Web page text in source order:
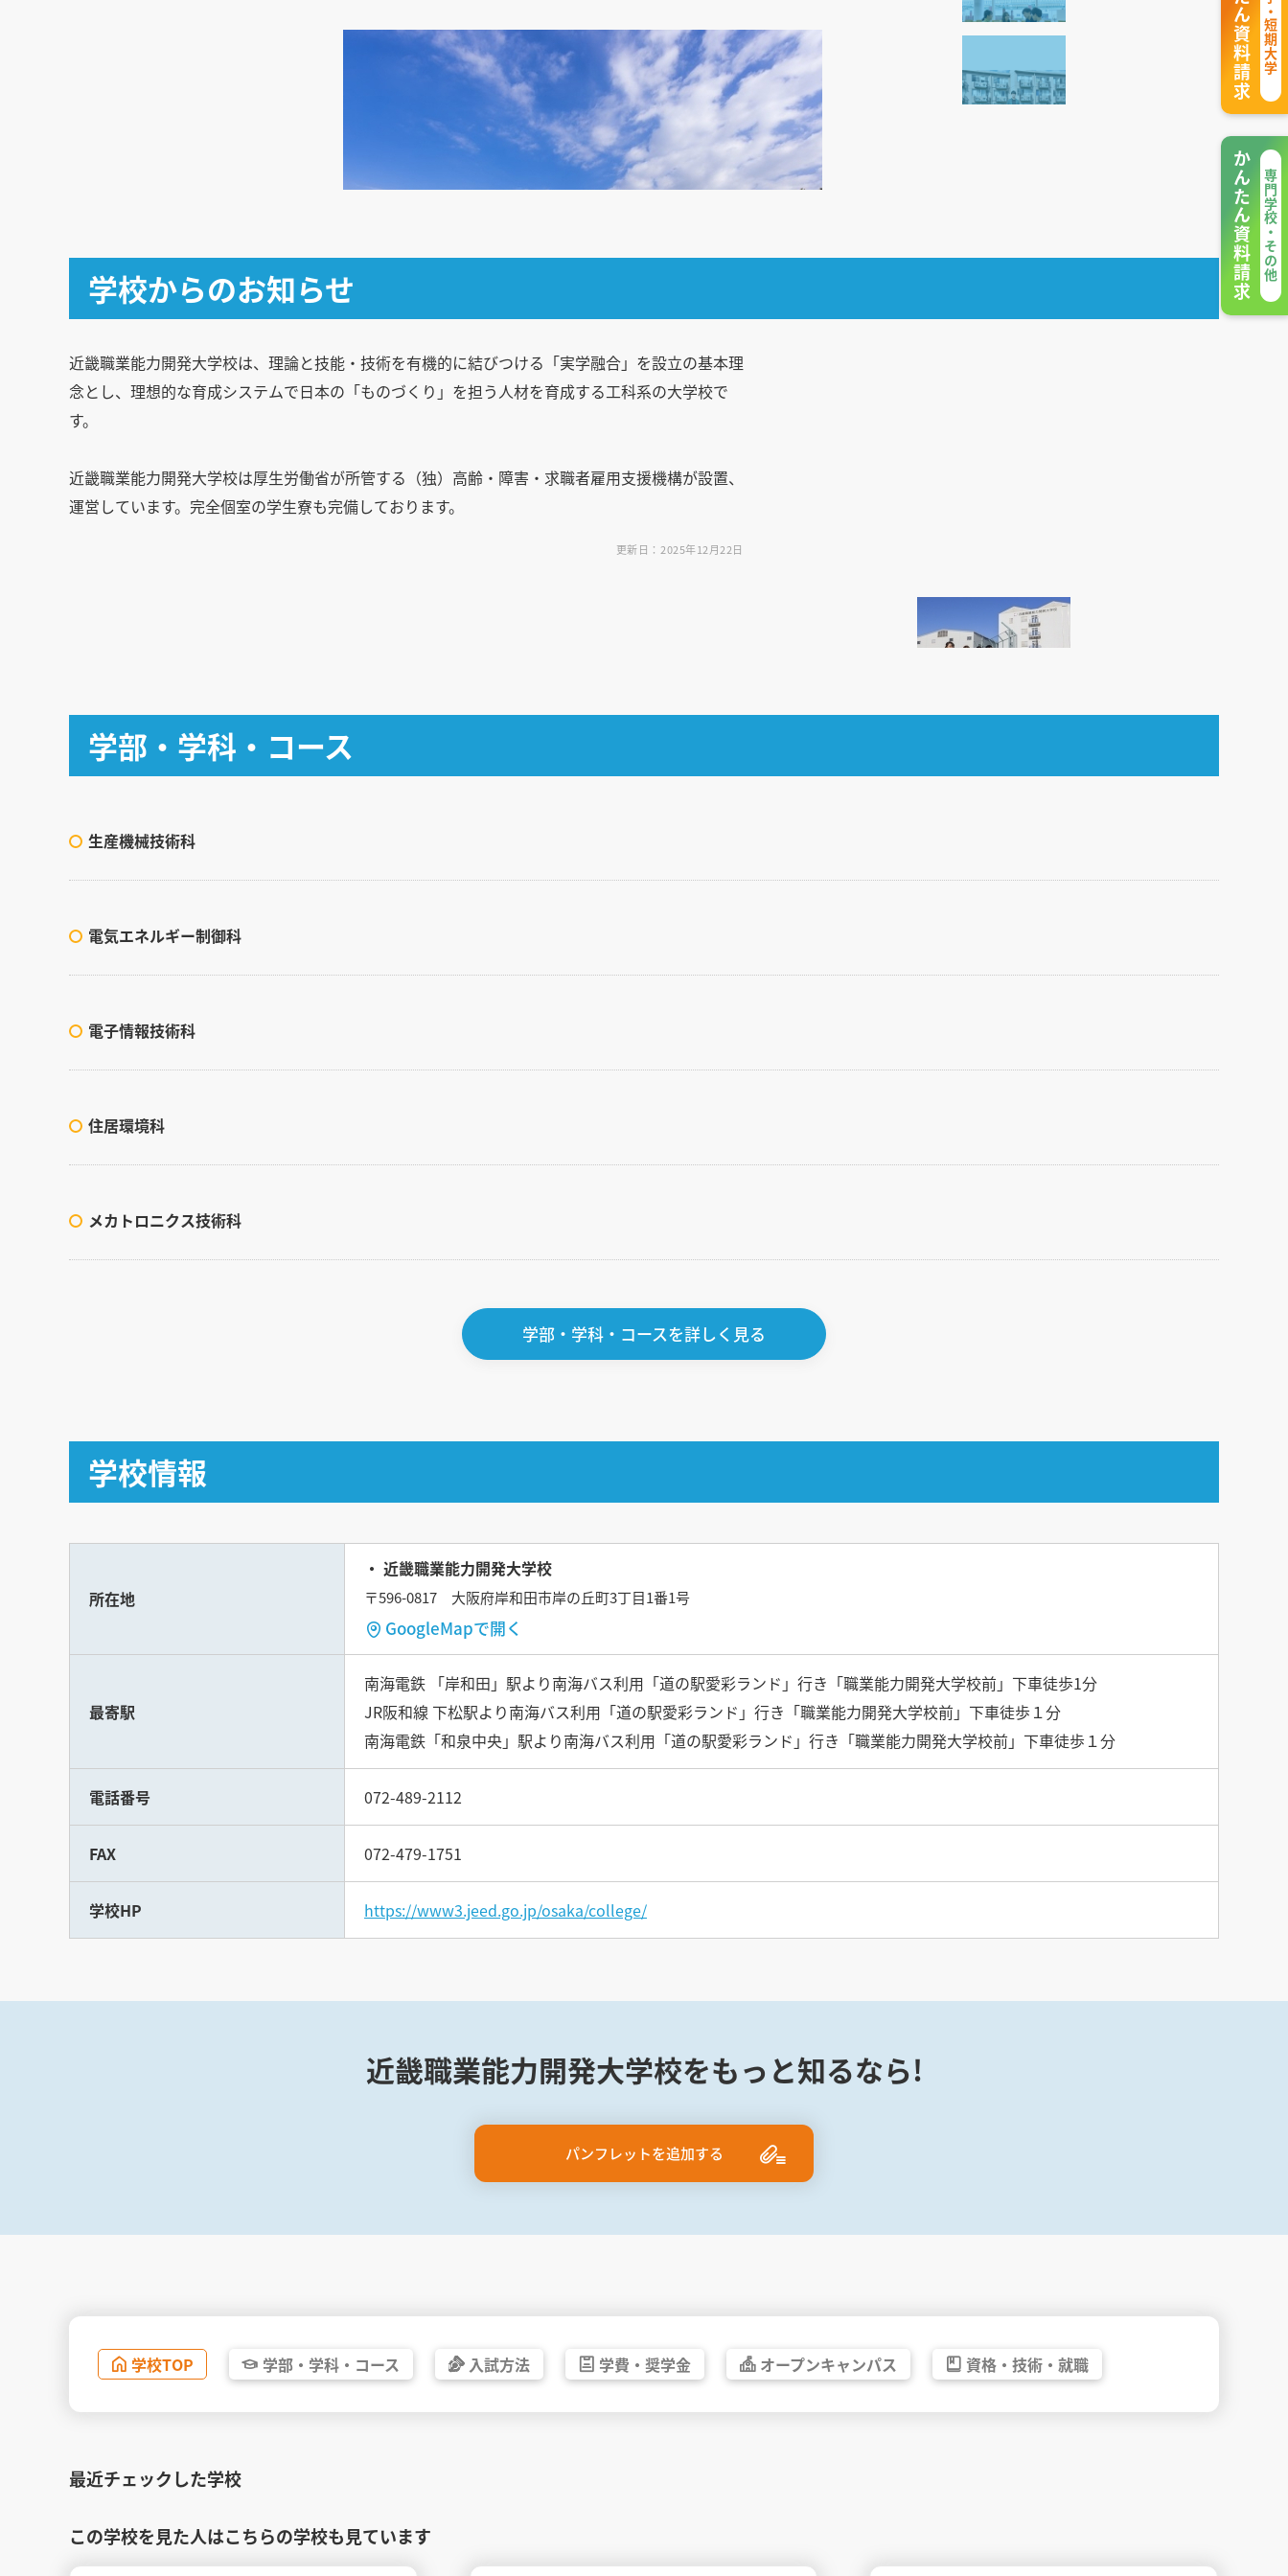
学校からのお知らせ
近畿職業能力開発大学校は、理論と技能・技術を有機的に結びつける「実学融合」を設立の基本理
念とし、理想的な育成システムで日本の「ものづくり」を担う人材を育成する工科系の大学校で
す。
近畿職業能力開発大学校は厚生労働省が所管する（独）高齢・障害・求職者雇用支援機構が設置、
運営しています。完全個室の学生寮も完備しております。
更新日：2025年12月22日
学部・学科・コース
生産機械技術科
電気エネルギー制御科
電子情報技術科
住居環境科
メカトロニクス技術科
学部・学科・コースを詳しく見る
学校情報
所在地
近畿職業能力開発大学校
〒596-0817 大阪府岸和田市岸の丘町3丁目1番1号
GoogleMapで開く
最寄駅
南海電鉄 「岸和田」駅より南海バス利用「道の駅愛彩ランド」行き「職業能力開発大学校前」下車徒歩1分
JR阪和線 下松駅より南海バス利用「道の駅愛彩ランド」行き「職業能力開発大学校前」下車徒歩１分
南海電鉄「和泉中央」駅より南海バス利用「道の駅愛彩ランド」行き「職業能力開発大学校前」下車徒歩１分
電話番号 072-489-2112
FAX 072-479-1751
学校HP https://www3.jeed.go.jp/osaka/college/
近畿職業能力開発大学校をもっと知るなら!
パンフレットを追加する
学校TOP 学部・ 学科・ コース 入試方法 学費・ 奨学金 オープンキャンパス 資格・ 技術・ 就職
最近チェックした学校
この学校を見た人はこちらの学校も見ています
大学・短期大学
専門学校・その他
かんたん資料請求